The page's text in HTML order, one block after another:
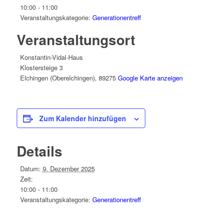
10:00 - 11:00
Veranstaltungskategorie: Generationentreff
Veranstaltungsort
Konstantin-Vidal-Haus
Klostersteige 3
Elchingen (Oberelchingen), 89275 Google Karte anzeigen
Zum Kalender hinzufügen
Details
Datum: 9. Dezember 2025
Zeit:
10:00 - 11:00
Veranstaltungskategorie: Generationentreff